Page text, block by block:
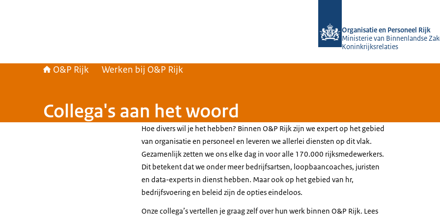
Organisatie en Personeel Rijk
Ministerie van Binnenlandse
Koninkrijksrelaties
O&P Rijk Werken bij O&P Rijk
Collega's aan het woord
Hoe divers wil je het hebben? Binnen O&P Rijk zijn we expert op het gebied
van organisatie en personeel en leveren we allerlei diensten op dit vlak.
Gezamenlijk zetten we ons elke dag in voor alle 170.000 rijksmedewerkers.
Dit betekent dat we onder meer bedrijfsartsen, loopbaancoaches, juristen
en data-experts in dienst hebben. Maar ook op het gebied van hr,
bedrijfsvoering en beleid zijn de opties eindeloos.
Onze collega’s vertellen je graag zelf over hun werk binnen O&P Rijk. Lees